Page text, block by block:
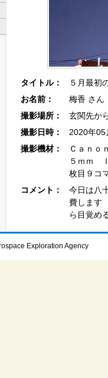
タイトル：
５月最初
お名前：
梅香 さん
撮影場所：
玄関先か
撮影日時：
2020年
撮影機材：
Ｃａｎ
５ｍｍ
枚目９コ
コメント：
今日は八
費します
ら目覚め
Exploration Agency